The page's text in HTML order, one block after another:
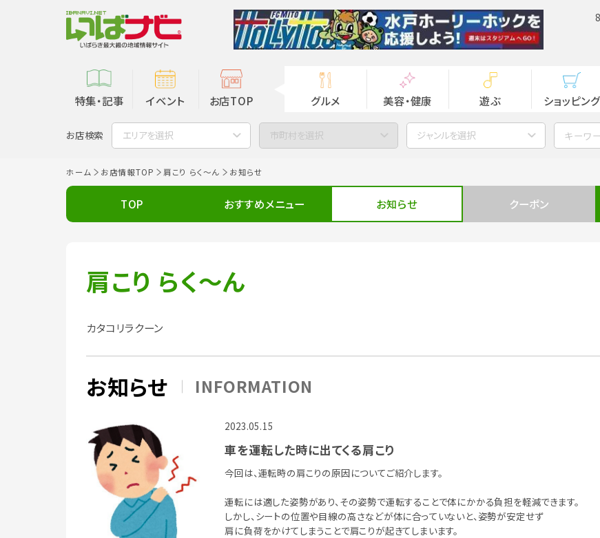
特集・記事 イベント お店TOP グルメ 美容・健康 遊ぶ ショッピング
お店検索 エリアを選択 市町村を選択 ジャンルを選択
ホーム お店情報TOP 肩こり らく～ん お知らせ
TOP おすすめメニュー お知らせ クーポン
肩こり らく～ん
カタコリラクーン
お知らせ INFORMATION
2023.05.15
車を運転した時に出てくる肩こり
今回は、運転時の肩こりの原因についてご紹介します。
運転には適した姿勢があり、その姿勢で運転することで体にかかる負担を軽減できます。
しかし、シートの位置や目線の高さなどが体に合っていないと、姿勢が安定せず
肩に負荷をかけてしまうことで肩こりが起きてしまいます。